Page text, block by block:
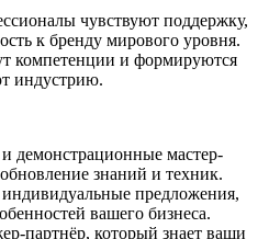
чувствуют поддержку,
к бренду мирового уровня.
компетенции и формируются
индустрию.
демонстрационные мастер-
знаний и техник.
предложения,
вашего бизнеса.
партнёр, который знает ваши